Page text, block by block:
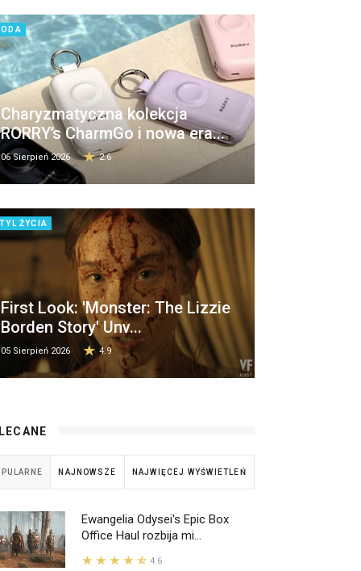
Charyzmatyczna kolekcja
RORRY’s CharmGo i nowa era...
06 Sierpień 2026 2.6
ŻYCIA
First Look: 'Monster: The Lizzie
Borden Story' Unv...
05 Sierpień 2026 4.9
NAJNOWSZE NAJWIĘCEJ WYŚWIETLEŃ
Ewangelia Odysei's Epic Box
Office Haul rozbija mi...
4.6